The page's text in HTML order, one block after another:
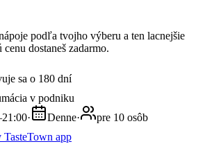
podľa tvojho výberu a ten lacnejšie
dostaneš zadarmo.
sa o 180 dní
v podniku
· Denne·
pre 10 osôb
app